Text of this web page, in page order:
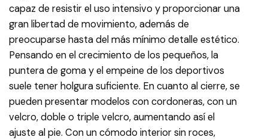
capaz de resistir el uso intensivo y proporcionar una
gran libertad de movimiento, además de
preocuparse hasta del más mínimo detalle estético.
Pensando en el crecimiento de los pequeños, la
puntera de goma y el empeine de los deportivos
suele tener holgura suficiente. En cuanto al cierre, se
pueden presentar modelos con cordoneras, con un
velcro, doble o triple velcro, aumentando así el
ajuste al pie. Con un cómodo interior sin roces,